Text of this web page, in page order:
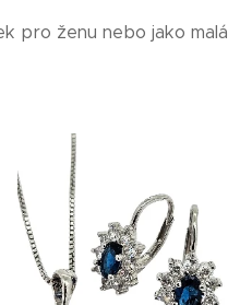
pro ženu nebo jako malá